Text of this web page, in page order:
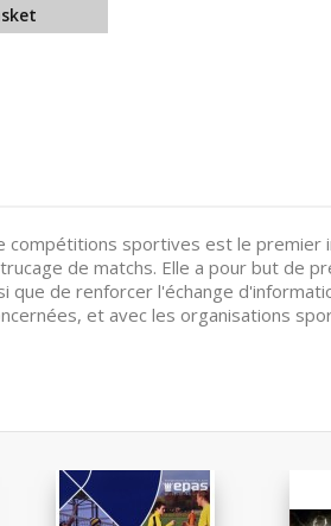
compétitions sportives est le premier
de matchs. Elle a pour but de
que de renforcer l'échange
et avec les organisations